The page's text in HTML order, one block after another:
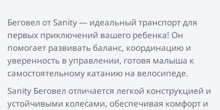
Беговел от Sanity — идеальный транспорт для
первых приключений вашего ребенка! Он
помогает развивать баланс, координацию и
уверенность в управлении, готовя малыша к
самостоятельному катанию на велосипеде.
Sanity Беговел отличается легкой конструкцией и
устойчивыми колесами, обеспечивая комфорт и